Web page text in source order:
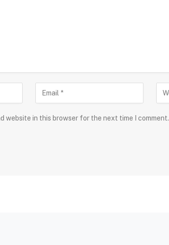
website in this browser for the next time I comment.